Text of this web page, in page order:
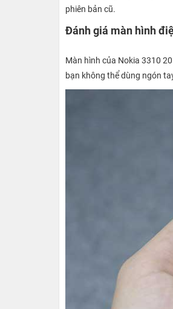
phiên bản cũ.
Đánh giá màn hình
Màn hình của Nokia 3310
bạn không thể dùng ngón